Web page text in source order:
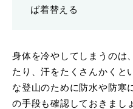
ば着替える
身体を冷やしてしまうのは
たり、汗をたくさんかくと
な登山のために防水や防寒
の手段も確認しておきまし